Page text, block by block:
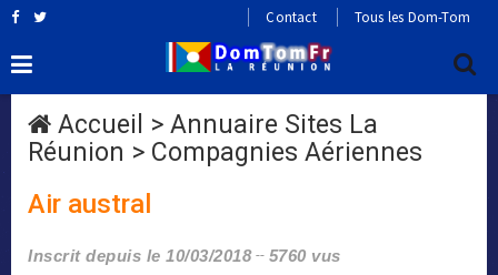
Contact Tous les Dom-Tom
Accueil > Annuaire Sites La
Réunion > Compagnies Aériennes
Air austral
Inscrit depuis le 10/03/2018 5760 vus